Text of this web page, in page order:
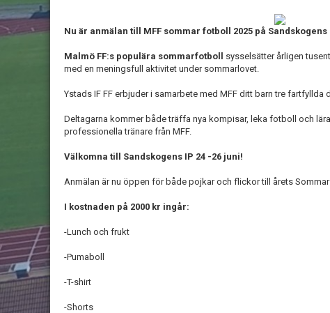
Nu är anmälan till MFF sommar fotboll 2025 på Sandskogens
Malmö FF:s populära sommarfotboll
sysselsätter årligen
med en meningsfull aktivitet under sommarlovet.
Ystads IF FF erbjuder i samarbete med MFF ditt barn tre
Deltagarna kommer både träffa nya kompisar, leka fotboll och
professionella tränare från MFF.
Välkomna till Sandskogens IP 24 -26 juni!
Anmälan är nu öppen för både pojkar och flickor till årets
I kostnaden på 2000 kr ingår:
-Lunch och frukt
-Pumaboll
-T-shirt
-Shorts